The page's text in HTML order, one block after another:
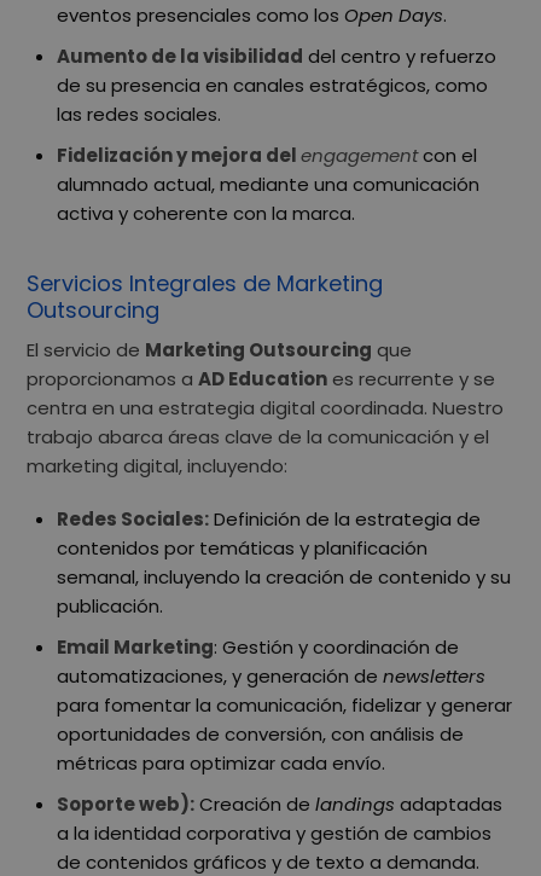
eventos presenciales como los Open Days.
Aumento de la visibilidad del centro y refuerzo
de su presencia en canales estratégicos, como
las redes sociales.
Fidelización y mejora delengagementcon el
alumnado actual, mediante una comunicación
activa y coherente con la marca.
Servicios Integrales de Marketing
Outsourcing
El servicio de Marketing Outsourcing que
proporcionamos aAD Education es recurrente y se
centra en una estrategia digital coordinada. Nuestro
trabajo abarca áreas clave de la comunicación y el
marketing digital, incluyendo:
Redes Sociales:Definición de la estrategia de
contenidos por temáticas y planificación
semanal, incluyendo la creación de contenido y su
publicación.
Email Marketing: Gestión y coordinación de
automatizaciones, y generación denewsletters
para fomentar la comunicación, fidelizar y generar
oportunidades de conversión, con análisis de
métricas para optimizar cada envío.
Soporte web):Creación delandings adaptadas
a la identidad corporativa y gestión de cambios
de contenidos gráficos y de texto a demanda.